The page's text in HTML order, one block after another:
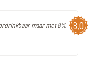
8,0
maar met 8%